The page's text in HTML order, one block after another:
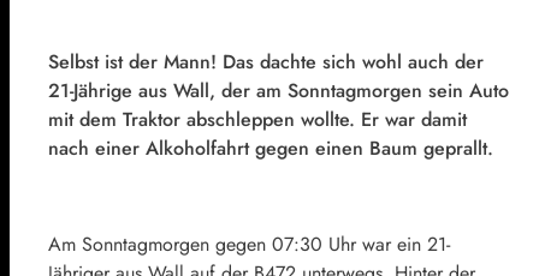
Selbst ist der Mann! Das dachte sich wohl auch der
21-Jährige aus Wall, der am Sonntagmorgen sein Auto
mit dem Traktor abschleppen wollte. Er war damit
nach einer Alkoholfahrt gegen einen Baum geprallt.
Am Sonntagmorgen gegen 07:30 Uhr war ein 21-